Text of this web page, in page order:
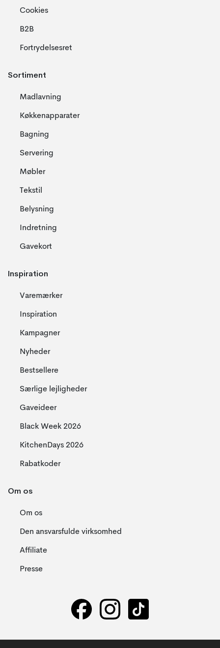
Cookies
B2B
Fortrydelsesret
Sortiment
Madlavning
Køkkenapparater
Bagning
Servering
Møbler
Tekstil
Belysning
Indretning
Gavekort
Inspiration
Varemærker
Inspiration
Kampagner
Nyheder
Bestsellere
Særlige lejligheder
Gaveideer
Black Week 2026
KitchenDays 2026
Rabatkoder
Om os
Om os
Den ansvarsfulde virksomhed
Affiliate
Presse